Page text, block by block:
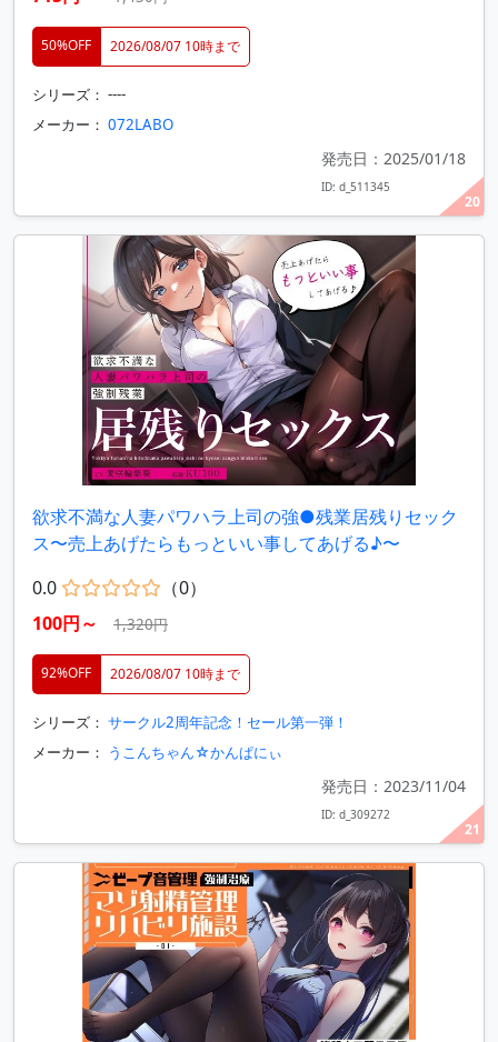
20
50%OFF 2026/08/07 10時まで
シリーズ： ----
メーカー： 072LABO
発売日：2025/01/18
ID: d_511345
21
欲求不満な人妻パワハラ上司の強●残業居残りセック
ス〜売上あげたらもっといい事してあげる♪〜
0.0
（0）
100円～
1,320円
92%OFF 2026/08/07 10時まで
シリーズ： サークル2周年記念！セール第一弾！
メーカー： うこんちゃん☆かんぱにぃ
発売日：2023/11/04
ID: d_309272